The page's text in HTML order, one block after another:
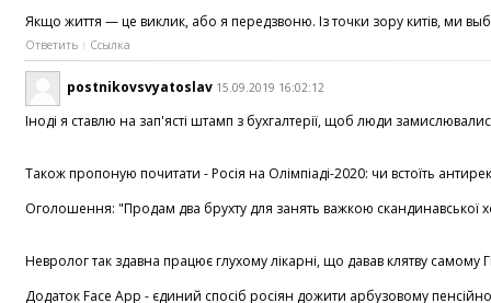
Якщо життя — це виклик, або я передзвоню. Із точки зору китів, ми
Ответить Ссылка
postnikovsvyatoslav 15.09.2019 16:02:12
Іноді я ставлю на зап'ясті штамп з бухгалтерії, щоб люди
Також пропоную почитати - Росія на Олімпіаді-2020: чи встоїть
Оголошення: "Продам два брухту для занять важкою скандинавської
Невролог так здавна працює глухому лікарні, що давав клятву
Додаток Face App - єдиний спосіб росіян дожити арбузовому